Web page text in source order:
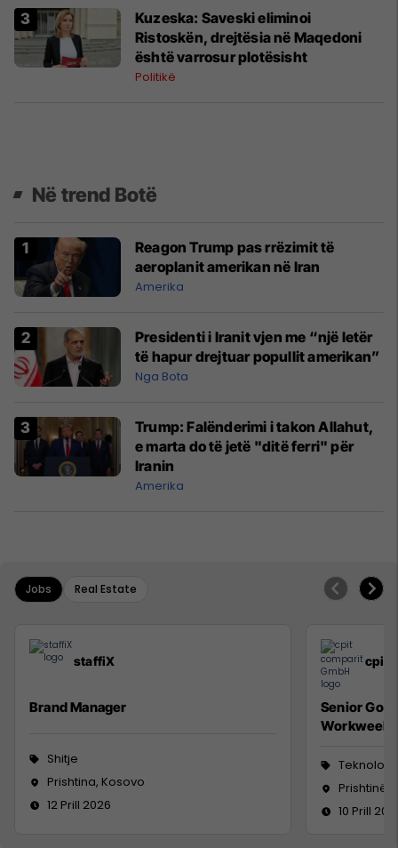
Kuzeska: Saveski eliminoi
Ristoskën, drejtësia në Maqedoni
është varrosur plotësisht
Politikë
Në trend Botë
Reagon Trump pas rrëzimit të
aeroplanit amerikan në Iran
Amerika
Presidenti i Iranit vjen me “një letër
të hapur drejtuar popullit amerikan”
Nga Bota
Trump: Falënderimi i takon Allahut,
e marta do të jetë "ditë ferri" për
Iranin
Amerika
Jobs Real Estate
staffiX
Brand Manager
Shitje
Prishtina, Kosovo
12 Prill 2026
cpit
Senior Go
Workweek
Prishtinë
10 Prill